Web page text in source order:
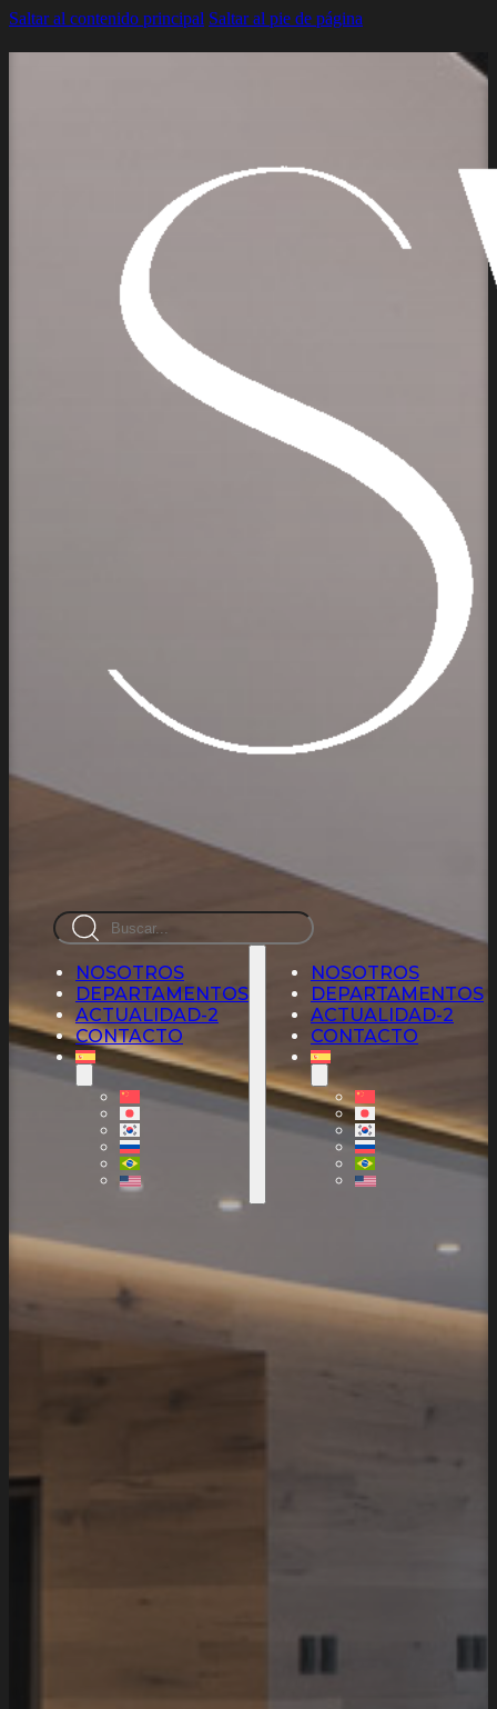
Saltar al contenido principal Saltar al pie de página
Busca
en
NOSOTROS
DEPARTAMENTOS
ACTUALIDAD-2
CONTACTO
NOSOTROS
DEPARTAMENTOS
ACTUALIDAD-2
CONTACTO